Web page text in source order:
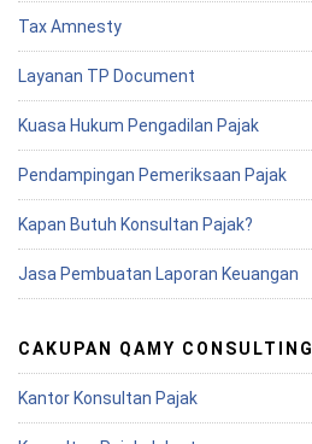
Tax Amnesty
Layanan TP Document
Kuasa Hukum Pengadilan Pajak
Pendampingan Pemeriksaan Pajak
Kapan Butuh Konsultan Pajak?
Jasa Pembuatan Laporan Keuangan
CAKUPAN QAMY CONSULTING
Kantor Konsultan Pajak